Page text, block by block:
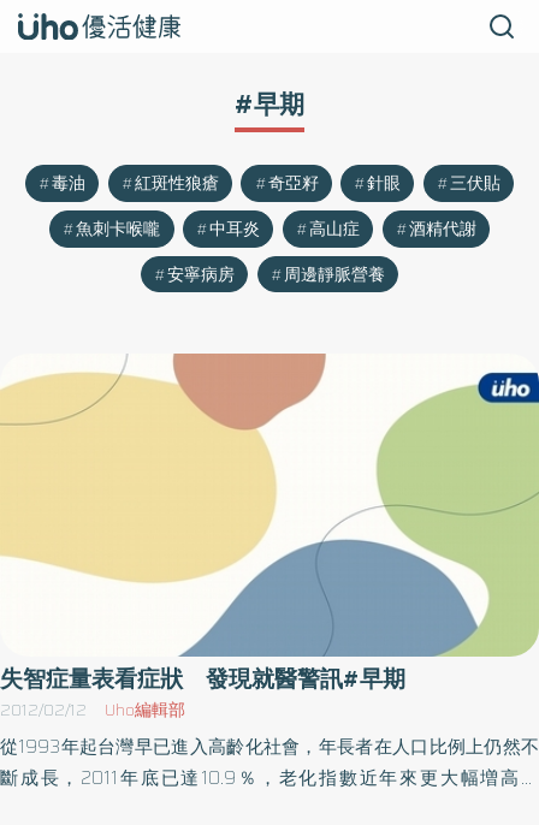
#早期
毒油 紅斑性狼瘡 奇亞籽 針眼
三伏貼
魚刺卡喉嚨
中耳炎 高山症
酒精代謝
安寧病房
周邊靜脈營養
失智症量表看症狀 發現就醫警訊#早期
2012/02/12 Uho編輯部
從1993年起台灣早已進入高齡化社會，年長者在人口比例上仍然不
斷成長，2011年底已達10.9％，老化指數近年來更大幅増高為